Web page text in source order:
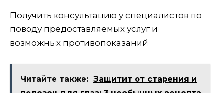
Получить консультацию у специалистов по
поводу предоставляемых услуг и
возможных противопоказаний
Читайте также: Защитит от старения и